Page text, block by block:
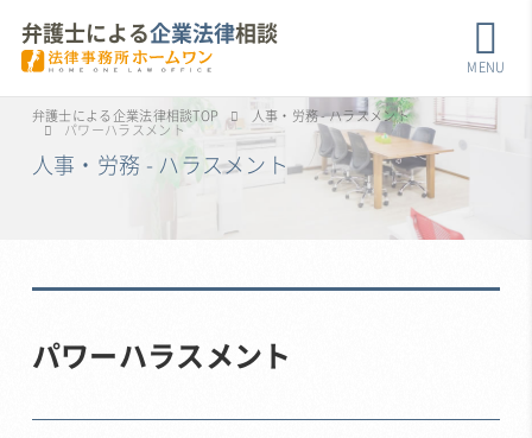
弁護士による企業法律相談
MENU
弁護士による企業法律相談TOP
人事・労務 - ハラスメント
パワーハラスメント
人事・労務 - ハラスメント
パワーハラスメント